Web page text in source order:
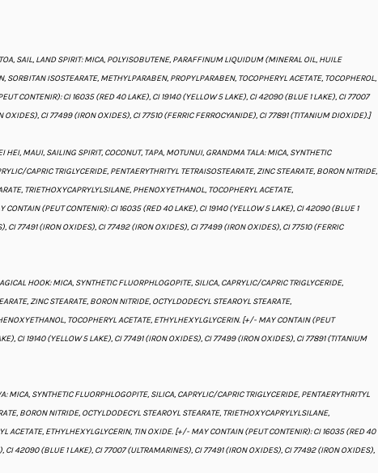
SAIL, LAND SPIRIT: MICA, POLYISOBUTENE, PARAFFINUM LIQUIDUM (MINERAL OIL, HUILE
SORBITAN ISOSTEARATE, METHYLPARABEN, PROPYLPARABEN, TOCOPHERYL ACETATE, TOCOPHEROL,
CONTENIR): CI 16035 (RED 40 LAKE), CI 19140 (YELLOW 5 LAKE), CI 42090 (BLUE 1 LAKE), CI 77007
OXIDES), CI 77499 (IRON OXIDES), CI 77510 (FERRIC FERROCYANIDE), CI 77891 (TITANIUM DIOXIDE).]
HEI, MAUI, SAILING SPIRIT, COCONUT, TAPA, MOTUNUI, GRANDMA TALA: MICA, SYNTHETIC
CAPRIC TRIGLYCERIDE, PENTAERYTHRITYL TETRAISOSTEARATE, ZINC STEARATE, BORON NITRIDE,
TRIETHOXYCAPRYLYLSILANE, PHENOXYETHANOL, TOCOPHERYL ACETATE,
CONTAIN (PEUT CONTENIR): CI 16035 (RED 40 LAKE), CI 19140 (YELLOW 5 LAKE), CI 42090 (BLUE 1
CI 77491 (IRON OXIDES), CI 77492 (IRON OXIDES), CI 77499 (IRON OXIDES), CI 77510 (FERRIC
HOOK: MICA, SYNTHETIC FLUORPHLOGOPITE, SILICA, CAPRYLIC/CAPRIC TRIGLYCERIDE,
ZINC STEARATE, BORON NITRIDE, OCTYLDODECYL STEAROYL STEARATE,
TOCOPHERYL ACETATE, ETHYLHEXYLGLYCERIN. [+/- MAY CONTAIN (PEUT
CI 19140 (YELLOW 5 LAKE), CI 77491 (IRON OXIDES), CI 77499 (IRON OXIDES), CI 77891 (TITANIUM
MICA, SYNTHETIC FLUORPHLOGOPITE, SILICA, CAPRYLIC/CAPRIC TRIGLYCERIDE, PENTAERYTHRITYL
BORON NITRIDE, OCTYLDODECYL STEAROYL STEARATE, TRIETHOXYCAPRYLYLSILANE,
ACETATE, ETHYLHEXYLGLYCERIN, TIN OXIDE. [+/- MAY CONTAIN (PEUT CONTENIR): CI 16035 (RED 40
CI 42090 (BLUE 1 LAKE), CI 77007 (ULTRAMARINES), CI 77491 (IRON OXIDES), CI 77492 (IRON OXIDES),